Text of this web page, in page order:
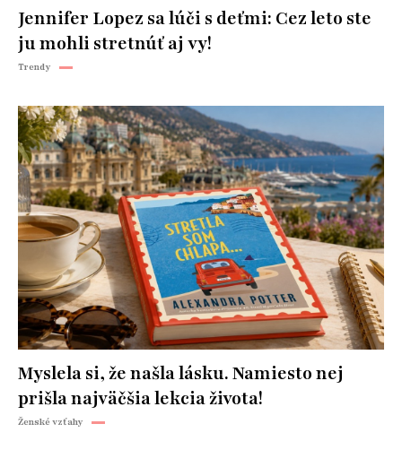
Jennifer Lopez sa lúči s deťmi: Cez leto ste
ju mohli stretnúť aj vy!
Trendy
Myslela si, že našla lásku. Namiesto nej
prišla najväčšia lekcia života!
Ženské vzťahy